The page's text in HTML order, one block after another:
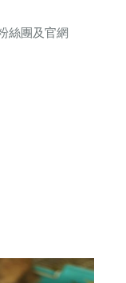
絲團及官網